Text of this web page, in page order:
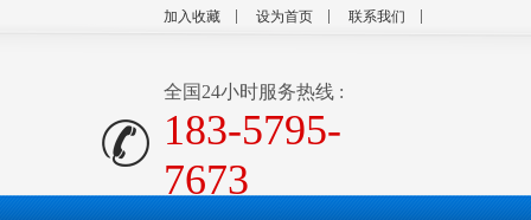
加入收藏 设为首页 联系我们
全国24小时服务热线 :
183-5795-
7673